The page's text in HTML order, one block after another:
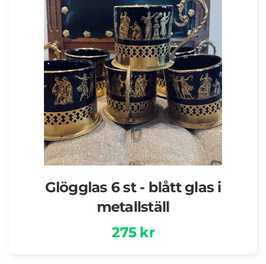
Glögglas 6 st - blått glas i
metallställ
275 kr